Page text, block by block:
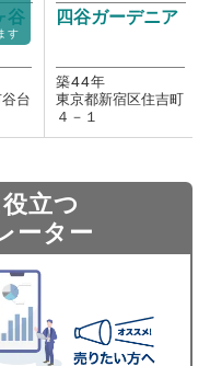
谷
台
四谷ガーデニア
築44年
東京都新宿区住吉町
４－１
す
立つ
ーター